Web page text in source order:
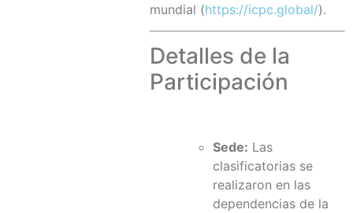
mundial (https://icpc.global/).
Detalles de la
Participación
Sede: Las
clasificatorias se
realizaron en las
dependencias de la